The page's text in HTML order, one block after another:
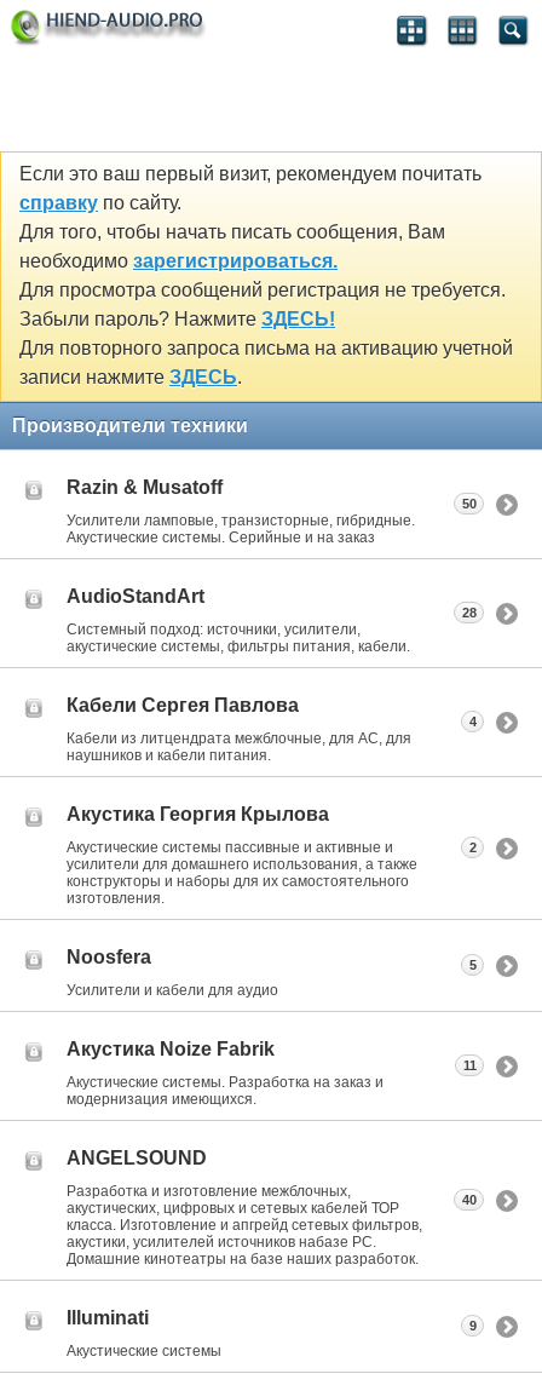
Если это ваш первый визит, рекомендуем почитать
справку по сайту.
Для того, чтобы начать писать сообщения, Вам
необходимо зарегистрироваться.
Для просмотра сообщений регистрация не требуется.
Забыли пароль? Нажмите ЗДЕСЬ!
Для повторного запроса письма на активацию учетной
записи нажмите ЗДЕСЬ.
Производители техники
Razin & Musatoff
Усилители ламповые, транзисторные, гибридные.
Акустические системы. Серийные и на заказ
50
AudioStandArt
Системный подход: источники, усилители,
акустические системы, фильтры питания, кабели.
28
Кабели Сергея Павлова
Кабели из литцендрата межблочные, для АС, для
наушников и кабели питания.
4
Акустика Георгия Крылова
Акустические системы пассивные и активные и
усилители для домашнего использования, а также
конструкторы и наборы для их самостоятельного
изготовления.
2
Noosfera
Усилители и кабели для аудио
5
Акустика Noize Fabrik
Акустические системы. Разработка на заказ и
модернизация имеющихся.
11
ANGELSOUND
Разработка и изготовление межблочных,
акустических, цифровых и сетевых кабелей ТОР
класса. Изготовление и апгрейд сетевых фильтров,
акустики, усилителей источников набазе РС.
Домашние кинотеатры на базе наших разработок.
40
Illuminati
Акустические системы
9